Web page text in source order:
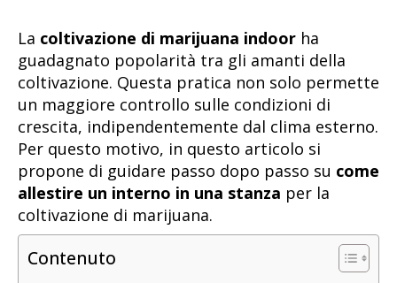
La coltivazione di marijuana indoor ha
guadagnato popolarità tra gli amanti della
coltivazione. Questa pratica non solo permette
un maggiore controllo sulle condizioni di
crescita, indipendentemente dal clima esterno.
Per questo motivo, in questo articolo si
propone di guidare passo dopo passo su come
allestire un interno in una stanza per la
coltivazione di marijuana.
Contenuto